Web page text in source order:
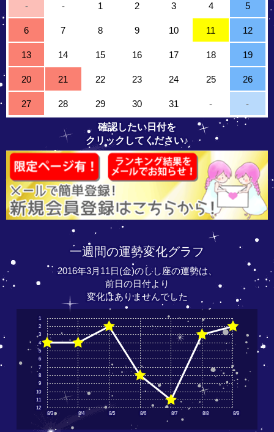
- - 1 2 3 4 5
6 7 8 9 10 11 12
13 14 15 16 17 18 19
20 21 22 23 24 25 26
27 28 29 30 31 - -
確認したい日付を
クリックしてください♪
一週間の運勢変化グラフ
2016年3月11日(金)のしし座の運勢は、
前日の日付より
変化はありませんでした
8/3 8/4 8/5 8/6 8/7 8/8 8/9
12
11
10
9
8
7
6
5
4
3
2
1